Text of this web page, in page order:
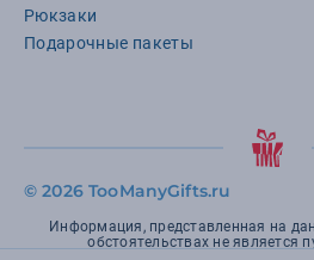
Рюкзаки
Подарочные пакеты
© 2026 TooManyGifts.ru
Информация, представленная на
обстоятельствах не является